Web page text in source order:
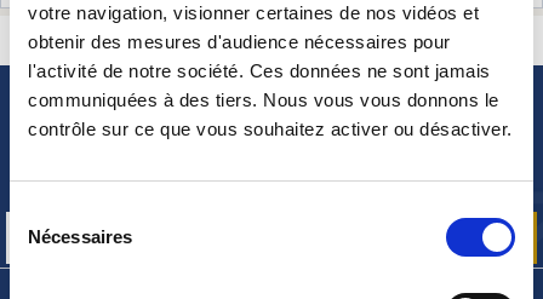
votre navigation, visionner certaines de nos vidéos et
obtenir des mesures d'audience nécessaires pour
l'activité de notre société. Ces données ne sont jamais
communiquées à des tiers. Nous vous vous donnons le
contrôle sur ce que vous souhaitez activer ou désactiver.
Sélection
consentement
Nécessaires
UNE QUESTION ? BESOIN D 'AIDE ? CONTACTEZ-NOUS
NEWSLETTER
nos offres promos et actualités produits